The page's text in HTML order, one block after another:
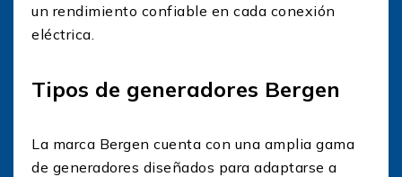
un rendimiento confiable en cada conexión
eléctrica.
Tipos de generadores Bergen
La marca Bergen cuenta con una amplia gama
de generadores diseñados para adaptarse a